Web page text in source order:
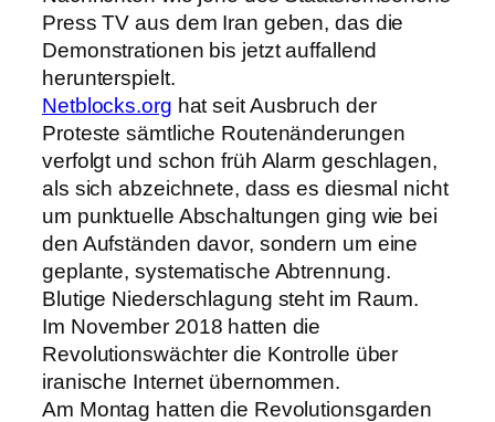
Press TV aus dem Iran geben, das die
Demonstrationen bis jetzt auffallend
herunterspielt.
Netblocks.org hat seit Ausbruch der
Proteste sämtliche Routenänderungen
verfolgt und schon früh Alarm geschlagen,
als sich abzeichnete, dass es diesmal nicht
um punktuelle Abschaltungen ging wie bei
den Aufständen davor, sondern um eine
geplante, systematische Abtrennung.
Blutige Niederschlagung steht im Raum.
Im November 2018 hatten die
Revolutionswächter die Kontrolle über
iranische Internet übernommen.
Am Montag hatten die Revolutionsgarden